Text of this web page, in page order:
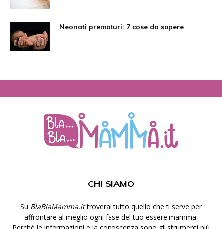
Neonati prematuri: 7 cose da sapere
CHI SIAMO
Su BlaBlaMamma.ittroverai tutto quello che ti serve per
affrontare al meglio ogni fase del tuo essere mamma.